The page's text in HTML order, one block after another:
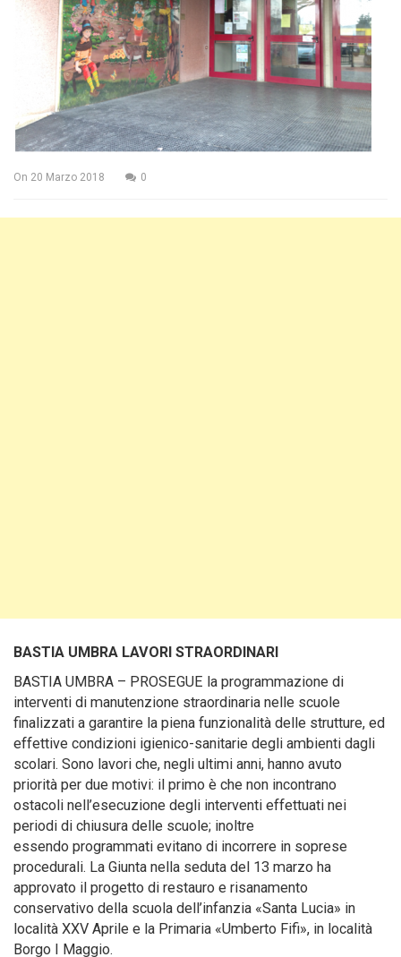
On 20 Marzo 2018 0
BASTIA UMBRA LAVORI STRAORDINARI
BASTIA UMBRA – PROSEGUE la programmazione di
interventi di manutenzione straordinaria nelle scuole
finalizzati a garantire la piena funzionalità delle strutture, ed
effettive condizioni igienico-sanitarie degli ambienti dagli
scolari. Sono lavori che, negli ultimi anni, hanno avuto
priorità per due motivi: il primo è che non incontrano
ostacoli nell’esecuzione degli interventi effettuati nei
periodi di chiusura delle scuole; inoltre
essendo programmati evitano di incorrere in soprese
procedurali. La Giunta nella seduta del 13 marzo ha
approvato il progetto di restauro e risanamento
conservativo della scuola dell’infanzia «Santa Lucia» in
località XXV Aprile e la Primaria «Umberto Fifi», in località
Borgo I Maggio.